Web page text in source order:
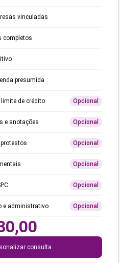
vinculadas
completos
presumida
de crédito Opcional
e anotações Opcional
Opcional
Opcional
Opcional
e administrativo Opcional
consulta